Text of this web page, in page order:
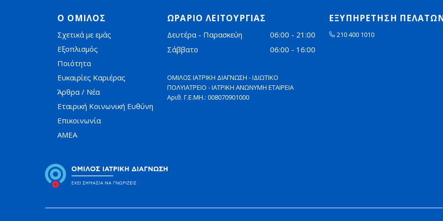
Ο ΟΜΙΛΟΣ
Σχετικά με εμάς
Εξοπλισμός
Ποιότητα
Ευκαιρίες Καριέρας
Άρθρα / Νέα
Εταιρική Κοινωνική Ευθύνη
Επικοινωνία
AMEA
ΩΡΑΡΙΟ ΛΕΙΤΟΥΡΓΙΑΣ
Δευτέρα - Παρασκεύη
06:00 - 21:00
Σάββατο
06:00 - 16:00
ΟΜΙΛΟΣ ΙΑΤΡΙΚΗ ΔΙΑΓΝΩΣΗ - ΙΔΙΩΤΙΚΟ
ΠΟΛΥΙΑΤΡΕΙΟ - ΙΑΤΡΙΚΗ ΑΝΩΝΥΜΗ ΕΤΑΙΡΕΙΑ
Αριθ. Γ.Ε.ΜΗ.: 008070901000
ΕΞΥΠΗΡΕΤΗΣΗ
210 400 1010